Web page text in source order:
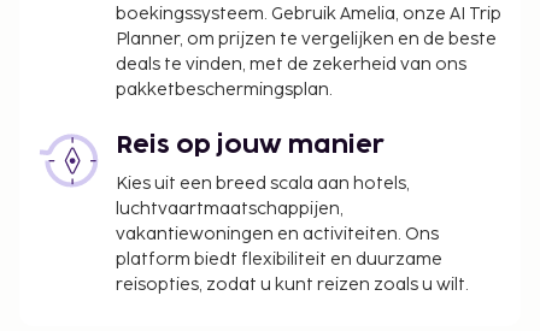
boekingssysteem. Gebruik Amelia, onze AI Trip
Planner, om prijzen te vergelijken en de beste
deals te vinden, met de zekerheid van ons
pakketbeschermingsplan.
Reis op jouw manier
Kies uit een breed scala aan hotels,
luchtvaartmaatschappijen,
vakantiewoningen en activiteiten. Ons
platform biedt flexibiliteit en duurzame
reisopties, zodat u kunt reizen zoals u wilt.